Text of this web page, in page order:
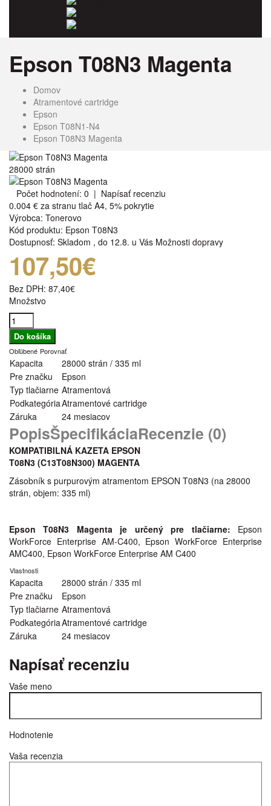
Epson T08N3 Magenta
Domov
Atramentové cartridge
Epson
Epson T08N1-N4
Epson T08N3 Magenta
28000 strán
Počet hodnotení: 0 | Napísať recenziu
0.004 € za stranu tlač A4, 5% pokrytie
Výrobca: Tonerovo
Kód produktu: Epson T08N3
Dostupnosť: Skladom , do 12.8. u Vás Možnosti dopravy
107,50€
Bez DPH: 87,40€
Množstvo
Obľúbené Porovnať
Kapacita
28000 strán / 335 ml
Pre značku
Epson
Typ tlačiarne Atramentová
PodkategóriaAtramentové cartridge
Záruka
24 mesiacov
PopisŠpecifikáciaRecenzie (0)
KOMPATIBILNÁ KAZETA EPSON
T08N3 (C13T08N300) MAGENTA
Zásobník s purpurovým atramentom EPSON T08N3 (na 28000
strán, objem: 335 ml)
Epson T08N3 Magenta je určený pre tlačiarne: Epson
WorkForce Enterprise​ AM-C400, Epson WorkForce Enterprise​
AMC400, Epson WorkForce Enterprise​ AM C400
Vlastnosti
Kapacita
28000 strán / 335 ml
Pre značku
Epson
Typ tlačiarne Atramentová
PodkategóriaAtramentové cartridge
Záruka
24 mesiacov
Napísať recenziu
Vaše meno
Hodnotenie
Vaša recenzia